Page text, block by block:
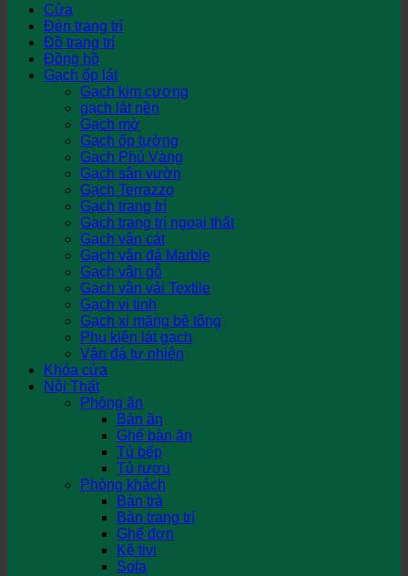
Cửa
Đèn trang trí
Đồ trang trí
Đồng hồ
Gạch ốp lát
Gạch kim cương
gạch lát nền
Gạch mờ
Gạch ốp tường
Gạch Phủ Vàng
Gạch sân vườn
Gạch Terrazzo
Gạch trang trí
Gạch trang trí ngoại thất
Gạch vân cát
Gạch vân đá Marble
Gạch vân gỗ
Gạch vân vải Textile
Gạch vi tinh
Gạch xi măng bê tông
Phụ kiện lát gạch
Vân đá tự nhiên
Khóa cửa
Nội Thất
Phòng ăn
Bàn ăn
Ghế bàn ăn
Tủ bếp
Tủ rượu
Phòng khách
Bàn trà
Bàn trang trí
Ghế đơn
Kệ tivi
Sofa